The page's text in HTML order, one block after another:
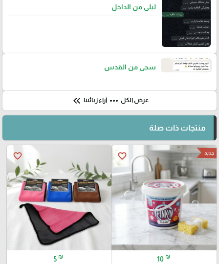
ليلى من الداخل
سجى من القدس
عرض الكل more_horiz آراء زبائننا keyboard_double_arrow_left
منتجات ذات صلة
favorite_border جديد
10 ₪
favorite_border
5 ₪